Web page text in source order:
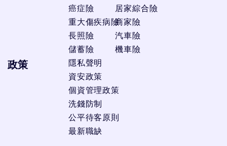
癌症險
重大傷疾病險
長照險
儲蓄險
居家綜合險
商家險
汽車險
機車險
政策
隱私聲明
資安政策
個資管理政策
洗錢防制
公平待客原則
最新職缺